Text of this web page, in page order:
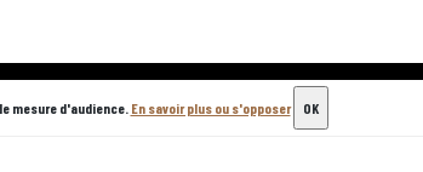
mesure d'audience. En savoir plus ou s'opposer OK